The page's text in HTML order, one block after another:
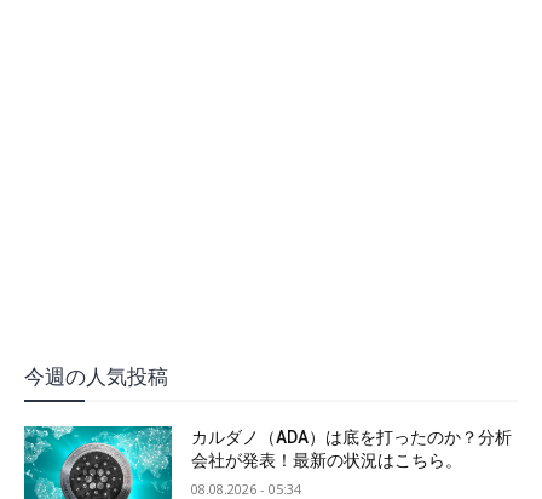
今週の人気投稿
カルダノ（ADA）は底を打ったのか？分析
会社が発表！最新の状況はこちら。
08.08.2026 - 05:34